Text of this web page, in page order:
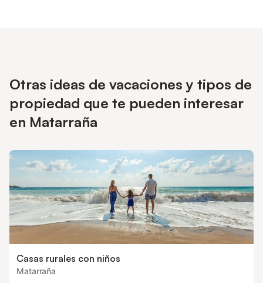
Otras ideas de vacaciones y tipos de
propiedad que te pueden interesar
en Matarraña
Casas rurales con niños
Matarraña